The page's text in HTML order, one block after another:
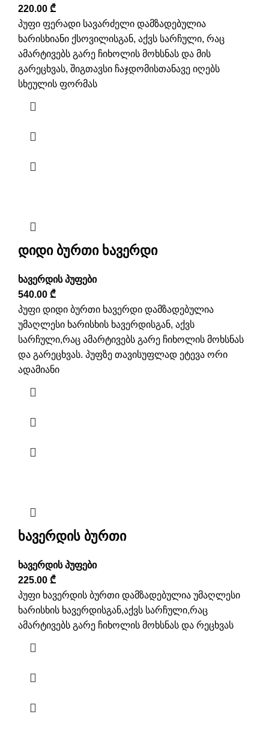
220.00 ₾
პუფი ფერადი სავარძელი დამზადებულია
ხარისხიანი ქსოვილისგან, აქვს სარჩული, რაც
ამარტივებს გარე ჩიხოლის მოხსნას და მის
გარეცხვას, შიგთავსი ჩაჯდომისთანავე იღებს
სხეულის ფორმას
დიდი ბურთი ხავერდი
ხავერდის პუფები
540.00 ₾
პუფი დიდი ბურთი ხავერდი დამზადებულია
უმაღლესი ხარისხის ხავერდისგან, აქვს
სარჩული,რაც ამარტივებს გარე ჩიხოლის მოხსნას
და გარეცხვას. პუფზე თავისუფლად ეტევა ორი
ადამიანი
ხავერდის ბურთი
ხავერდის პუფები
225.00 ₾
პუფი ხავერდის ბურთი დამზადებულია უმაღლესი
ხარისხის ხავერდისგან,აქვს სარჩული,რაც
ამარტივებს გარე ჩიხოლის მოხსნას და რეცხვას